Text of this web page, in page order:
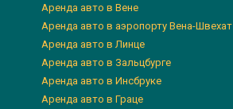
Аренда авто в Вене
Аренда авто в аэропорту Вена-Швехат
Аренда авто в Линце
Аренда авто в Зальцбурге
Аренда авто в Инсбруке
Аренда авто в Граце